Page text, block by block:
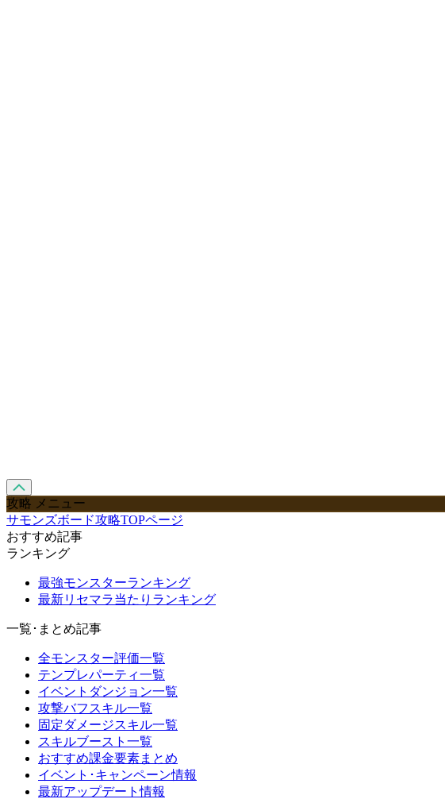
攻略 メニュー
サモンズボード攻略TOPページ
おすすめ記事
ランキング
最強モンスターランキング
最新リセマラ当たりランキング
一覧･まとめ記事
全モンスター評価一覧
テンプレパーティ一覧
イベントダンジョン一覧
攻撃バフスキル一覧
固定ダメージスキル一覧
スキルブースト一覧
おすすめ課金要素まとめ
イベント･キャンペーン情報
最新アップデート情報